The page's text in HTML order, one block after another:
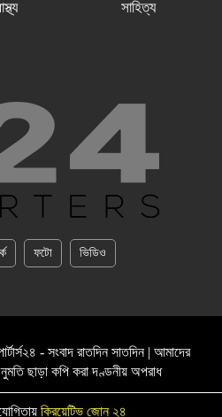
সাহিত্য
ফটো ভিডিও
- সংবাদ রাতদিন সাতদিন | আমাদের
ছাড়া কপি করা দণ্ডনীয় অপরাধ
ক্রিয়েটিভ জোন ২৪